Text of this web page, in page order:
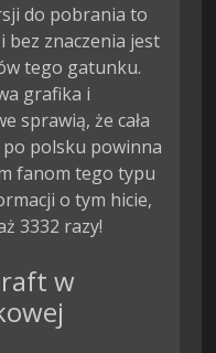
do pobrania to
bez znaczenia jest
tego gatunku.
grafika i
sprawią, że cała
polsku powinna
fanom tego typu
o tym hicie,
3332 razy!
w